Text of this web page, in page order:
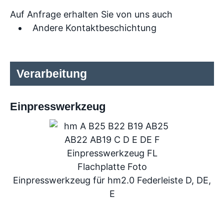
Auf Anfrage erhalten Sie von uns auch
Andere Kontaktbeschichtung
Verarbeitung
Einpresswerkzeug
Einpresswerkzeug für hm2.0 Federleiste D, DE,
E